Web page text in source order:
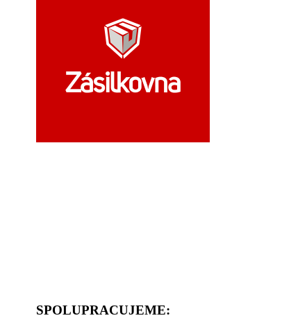
SPOLUPRACUJEME: